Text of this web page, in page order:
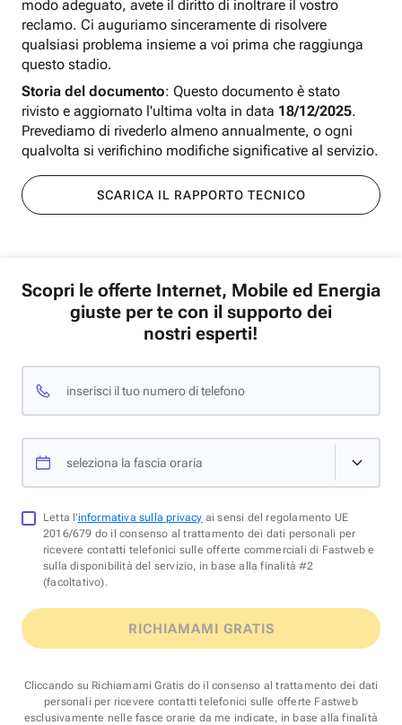
modo adeguato, avete il diritto di inoltrare il vostro
reclamo. Ci auguriamo sinceramente di risolvere
qualsiasi problema insieme a voi prima che raggiunga
questo stadio.
Storia del documento: Questo documento è stato
rivisto e aggiornato l'ultima volta in data 18/12/2025.
Prevediamo di rivederlo almeno annualmente, o ogni
qualvolta si verifichino modifiche significative al servizio.
SCARICA IL RAPPORTO TECNICO
Scopri le offerte Internet, Mobile ed Energia
giuste per te con il supporto dei
nostri esperti!
inserisci il tuo numero di telefono
seleziona la fascia oraria
Letta l'informativa sulla privacy ai sensi del regolamento UE
2016/679 do il consenso al trattamento dei dati personali per
ricevere contatti telefonici sulle offerte commerciali di Fastweb e
sulla disponibilità del servizio, in base alla finalità #2
(facoltativo).
RICHIAMAMI GRATIS
Cliccando su Richiamami Gratis do il consenso al trattamento dei dati
personali per ricevere contatti telefonici sulle offerte Fastweb
esclusivamente nelle fasce orarie da me indicate, in base alla finalità